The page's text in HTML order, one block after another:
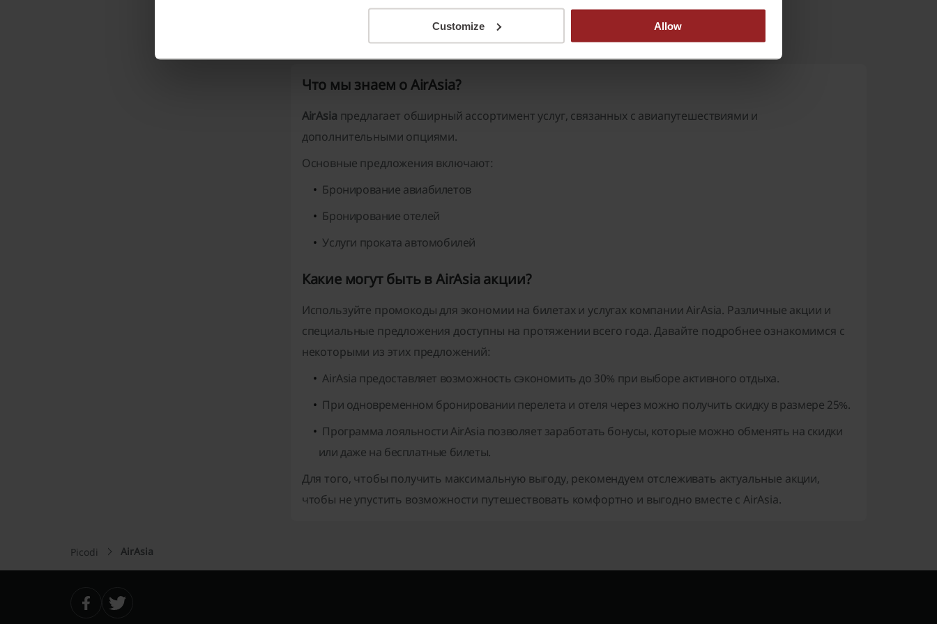
Customize Allow
Ещё о AirAsia:
Что мы знаем о AirAsia?
AirAsia предлагает обширный ассортимент услуг, связанных с авиапутешествиями и
дополнительными опциями.
Основные предложения включают:
Бронирование авиабилетов
Бронирование отелей
Услуги проката автомобилей
Какие могут быть в AirAsia акции?
Используйте промокоды для экономии на билетах и услугах компании AirAsia. Различные акции и
специальные предложения доступны на протяжении всего года. Давайте подробнее ознакомимся с
некоторыми из этих предложений:
AirAsia предоставляет возможность сэкономить до 30% при выборе активного отдыха.
При одновременном бронировании перелета и отеля через можно получить скидку в размере 25%.
Программа лояльности AirAsia позволяет заработать бонусы, которые можно обменять на скидки
или даже на бесплатные билеты.
Для того, чтобы получить максимальную выгоду, рекомендуем отслеживать актуальные акции,
чтобы не упустить возможности путешествовать комфортно и выгодно вместе с AirAsia.
Picodi AirAsia